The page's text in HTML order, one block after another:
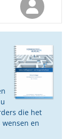
die het
en